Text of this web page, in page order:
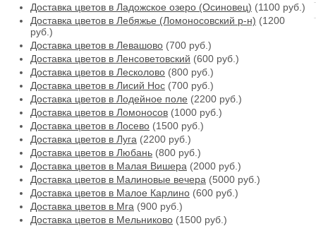
Доставка цветов в Ладожское озеро (Осиновец) (1100 руб.)
Доставка цветов в Лебяжье (Ломоносовский р-н) (1200
руб.)
Доставка цветов в Левашово (700 руб.)
Доставка цветов в Ленсоветовский (600 руб.)
Доставка цветов в Лесколово (800 руб.)
Доставка цветов в Лисий Нос (700 руб.)
Доставка цветов в Лодейное поле (2200 руб.)
Доставка цветов в Ломоносов (1000 руб.)
Доставка цветов в Лосево (1500 руб.)
Доставка цветов в Луга (2200 руб.)
Доставка цветов в Любань (800 руб.)
Доставка цветов в Малая Вишера (2000 руб.)
Доставка цветов в Малиновые вечера (5000 руб.)
Доставка цветов в Малое Карлино (600 руб.)
Доставка цветов в Мга (900 руб.)
Доставка цветов в Мельниково (1500 руб.)